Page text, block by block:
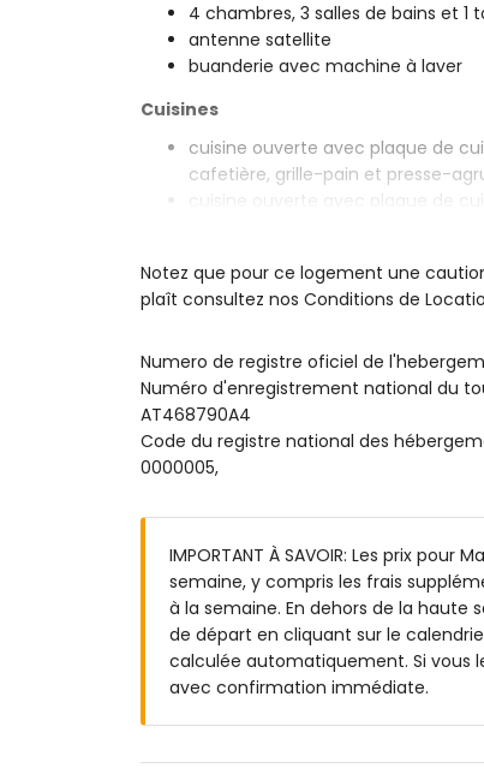
4 chambres, 3 salles de bains et 1
antenne satellite
buanderie avec machine à laver
Cuisines
cuisine ouverte avec plaque de
cafetière, grille-pain et presse-
cuisine ouverte avec plaque de
Chambres et salles de bains
chambre avec climatisation, lit
chambre avec climatisation et lit
chambre avec climatisation et lit
salle de bains attenante avec
salle de bains attenante avec
salle de bains avec double
Extérieur de cette maison de
terrain clos
piscine privée chauffée mesurant
3 terrasses, dont 1 est couverte
douche extérieure
espace salon extérieur et espace
2 places de parking privées
Informations supplémentaires
ville la plus proche : Altea (à
Notez que pour ce logement une
plaît consultez nos Conditions de
Numero de registre oficiel de
Numéro d'enregistrement national du
AT468790A4
Code du registre national des
0000005,
IMPORTANT À SAVOIR: Les prix
semaine, y compris les frais
à la semaine. En dehors de la haute
de départ en cliquant sur le
calculée automatiquement. Si vous
avec confirmation immédiate.